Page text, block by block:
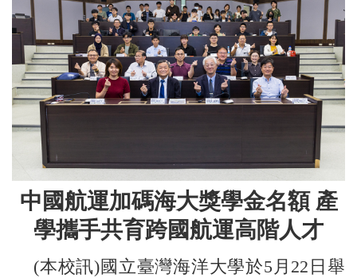
中國航運加碼海大獎學金名額 產
學攜手共育跨國航運高階人才
(本校訊)國立臺灣海洋大學於5月22日舉